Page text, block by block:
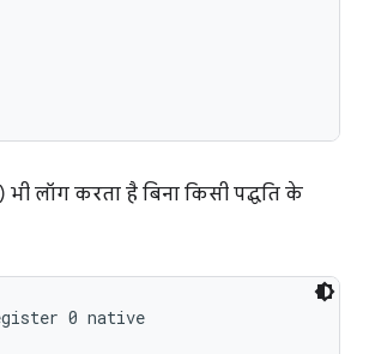
लॉग करता है बिना किसी पद्धति के
0 native